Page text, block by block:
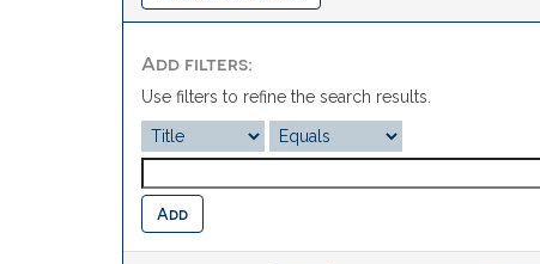
Add filters:
Use filters to refine the search results.